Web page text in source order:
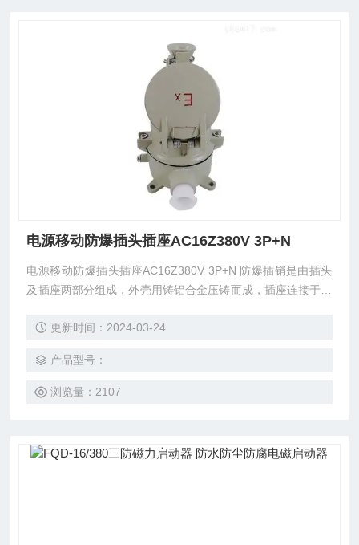
电源移动防爆插头插座AC16Z380V 3P+N
电源移动防爆插头插座AC16Z380V 3P+N 防爆插销是由插头
及插座两部分组成，外壳用铸铝合金压铸而成，插座连接于电
成接触部分，并带有快速切换开关。
更新时间：2024-03-24
产品型号：
浏览量：2107